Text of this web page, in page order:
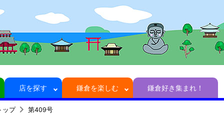
店を探す 鎌倉を楽しむ 鎌倉好き集まれ！
ップ 第409号